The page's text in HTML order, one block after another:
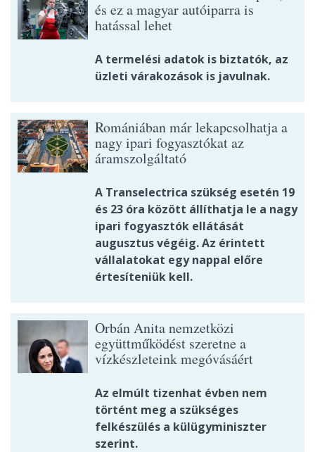
és ez a magyar autóiparra is
hatással lehet
A termelési adatok is biztatók, az
üzleti várakozások is javulnak.
Romániában már lekapcsolhatja a
nagy ipari fogyasztókat az
áramszolgáltató
A Transelectrica szükség esetén 19
és 23 óra között állíthatja le a nagy
ipari fogyasztók ellátását
augusztus végéig. Az érintett
vállalatokat egy nappal előre
értesíteniük kell.
Orbán Anita nemzetközi
együttműködést szeretne a
vízkészleteink megóvásáért
Az elmúlt tizenhat évben nem
történt meg a szükséges
felkészülés a külügyminiszter
szerint.